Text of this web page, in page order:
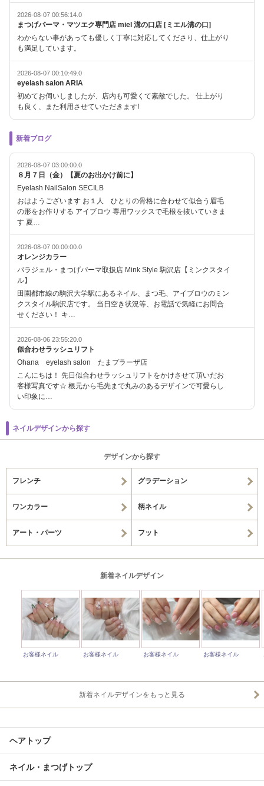
2026-08-07 00:56:14.0
まつげパーマ・マツエク専門店 miel 溝の口店 [ミエル溝の口]
わからない事があっても優しく丁寧に対応してくださり、仕上がり
も満足しています。
2026-08-07 00:10:49.0
eyelash salon ARIA
初めてお伺いしましたが、店内も可愛くて素敵でした。 仕上がり
も良く、また利用させていただきます!
新着ブログ
2026-08-07 03:00:00.0
８月７日（金）【夏のお出かけ前に】
Eyelash NailSalon SECILB
おはようございます お１人 ひとりの骨格に合わせて似合う眉毛
の形をお作りする アイブロウ 専用ワックスで毛根を抜いていきま
す 夏…
2026-08-07 00:00:00.0
オレンジカラー
パラジェル・まつげパーマ取扱店 Mink Style 駒沢店【ミンクスタイ
ル】
田園都市線の駒沢大学駅にあるネイル、まつ毛、アイブロウのミン
クスタイル駒沢店です。 当日空き状況等、お電話で気軽にお問合
せください！ キ…
2026-08-06 23:55:20.0
似合わせラッシュリフト
Ohana eyelash salon たまプラーザ店
こんにちは！ 先日似合わせラッシュリフトをかけさせて頂いだお
客様写真です☆ 根元から毛先まで丸みのあるデザインで可愛らし
い印象に…
ネイルデザインから探す
デザインから探す
フレンチ グラデーション
ワンカラー 柄ネイル
アート・パーツ フット
新着ネイルデザイン
お客様ネイル お客様ネイル お客様ネイル お客様ネイル
新着ネイルデザインをもっと見る
ヘアトップ
ネイル・まつげトップ